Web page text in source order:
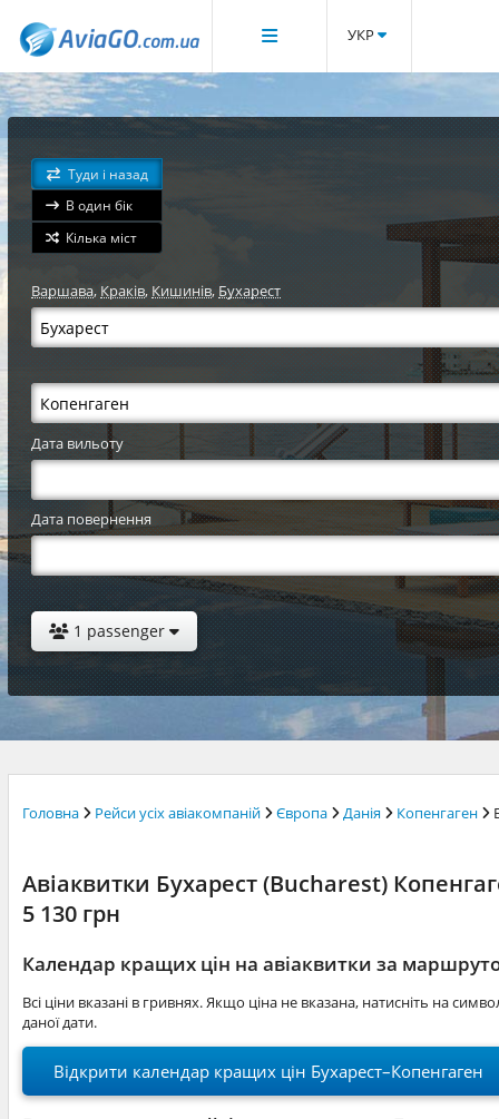
УКР
Туди і назад
В один бік
Кілька міст
Варшава,Краків,Кишинів,Бухарест
Дата вильоту
Дата повернення
1 passenger
Головна Рейси усіх авіакомпаній Європа Данія Копенгаген
Авіаквитки Бухарест (Bucharest)
5 130 грн
Календар кращих цін на авіаквитки за
Всі ціни вказані в гривнях. Якщо ціна не вказана, натисніть на
даної дати.
Відкрити календар кращих цін Бухарест–Копенгаген